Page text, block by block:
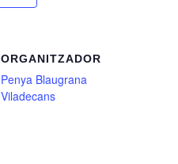
ORGANITZADOR
Penya Blaugrana
Viladecans